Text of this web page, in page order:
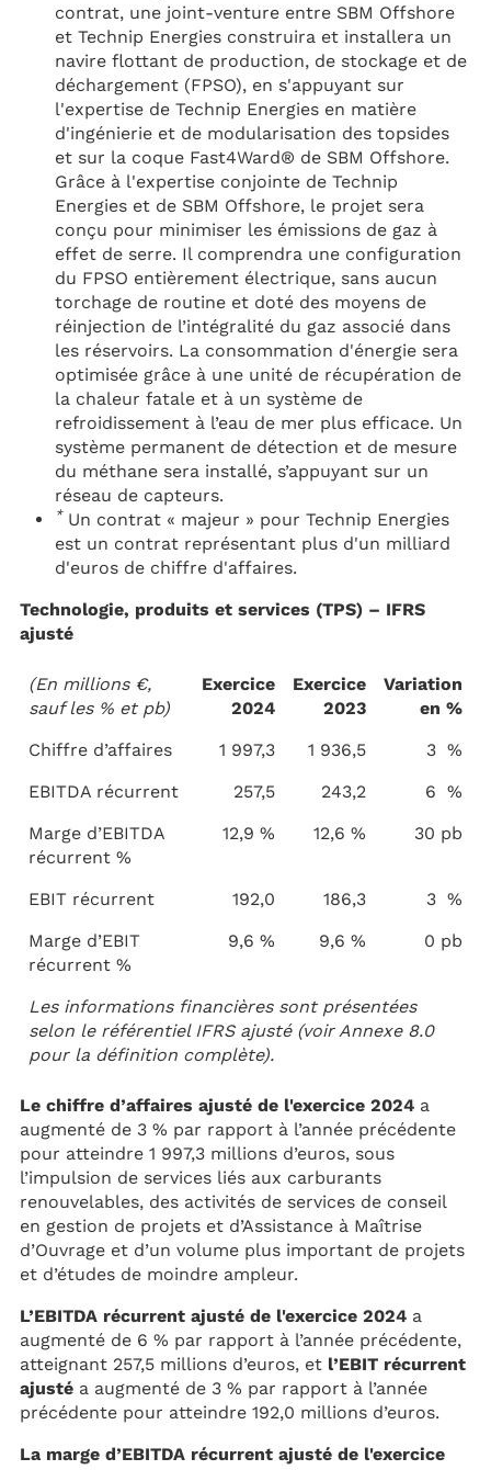
contrat, une joint-venture entre SBM Offshore
et Technip Energies construira et installera un
navire flottant de production, de stockage et de
déchargement (FPSO), en s'appuyant sur
l'expertise de Technip Energies en matière
d'ingénierie et de modularisation des topsides
et sur la coque Fast4Ward® de SBM Offshore.
Grâce à l'expertise conjointe de Technip
Energies et de SBM Offshore, le projet sera
conçu pour minimiser les émissions de gaz à
effet de serre. Il comprendra une configuration
du FPSO entièrement électrique, sans aucun
torchage de routine et doté des moyens de
réinjection de l’intégralité du gaz associé dans
les réservoirs. La consommation d'énergie sera
optimisée grâce à une unité de récupération de
la chaleur fatale et à un système de
refroidissement à l’eau de mer plus efficace. Un
système permanent de détection et de mesure
du méthane sera installé, s’appuyant sur un
réseau de capteurs.
* Un contrat « majeur » pour Technip Energies
est un contrat représentant plus d'un milliard
d'euros de chiffre d'affaires.
Technologie, produits et services (TPS) – IFRS
ajusté
(En millions €,
sauf les % et pb)
Exercice
2024
Exercice
2023
Variation
en %
Chiffre d’affaires
1 997,3 1 936,5
3 %
EBITDA récurrent
257,5 243,2
6 %
Marge d’EBITDA
récurrent %
12,9 % 12,6 % 30 pb
EBIT récurrent 192,0 186,3
3 %
Marge d’EBIT
récurrent %
9,6 % 9,6 % 0 pb
Les informations financières sont présentées
selon le référentiel IFRS ajusté (voir Annexe 8.0
pour la définition complète).
Le chiffre d’affaires ajusté de l'exercice 2024 a
augmenté de 3 % par rapport à l’année précédente
pour atteindre 1 997,3 millions d’euros, sous
l’impulsion de services liés aux carburants
renouvelables, des activités de services de conseil
en gestion de projets et d’Assistance à Maîtrise
d’Ouvrage et d’un volume plus important de projets
et d’études de moindre ampleur.
L’EBITDA récurrent ajusté de l'exercice 2024 a
augmenté de 6 % par rapport à l’année précédente,
atteignant 257,5 millions d’euros, et l’EBIT récurrent
ajusté a augmenté de 3 % par rapport à l’année
précédente pour atteindre 192,0 millions d’euros.
La marge d’EBITDA récurrent ajusté de l'exercice